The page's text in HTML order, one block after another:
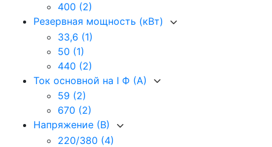
400 (2)
Резервная мощность (кВт)
33,6 (1)
50 (1)
440 (2)
Ток основной на I Ф (А)
59 (2)
670 (2)
Напряжение (В)
220/380 (4)